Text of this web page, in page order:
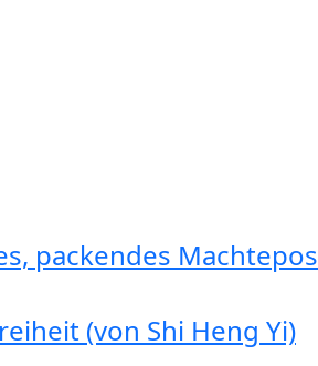
packendes Machtepos
(von Shi Heng Yi)